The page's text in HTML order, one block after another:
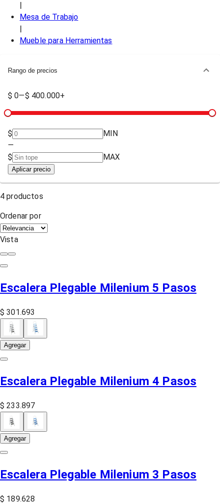
Mesa de Trabajo
Mueble para Herramientas
Rango de precios
$ 0—$ 400.000+
$
MIN
—
$
MAX
Aplicar precio
4 productos
Ordenar por
Vista
Escalera Plegable Milenium 5 Pasos
$ 301.693
Agregar
Escalera Plegable Milenium 4 Pasos
$ 233.897
Agregar
Escalera Plegable Milenium 3 Pasos
$ 189.628